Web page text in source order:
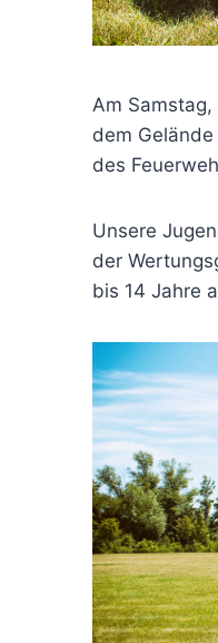
Am
dem
des
Unsere
der
bis 14 Jahre